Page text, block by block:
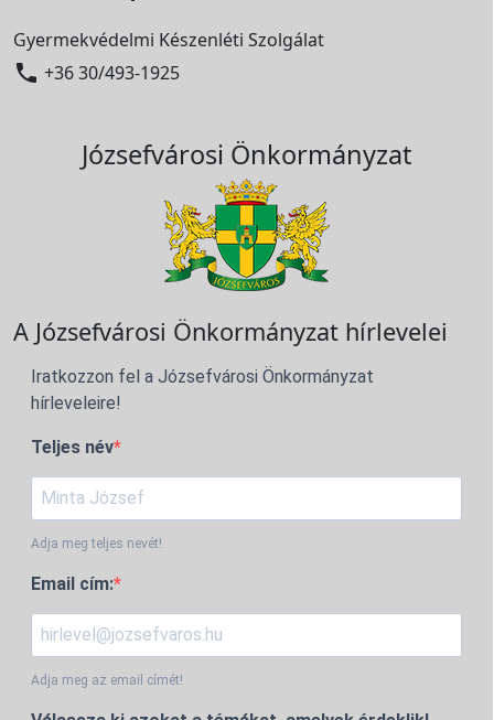
Gyermekvédelmi Készenléti Szolgálat
 +36 30/493-1925
Józsefvárosi Önkormányzat
A Józsefvárosi Önkormányzat hírlevelei
Iratkozzon fel a Józsefvárosi Önkormányzat
hírleveleire!
Teljes név
Adja meg teljes nevét!
Email cím:
Adja meg az email címét!